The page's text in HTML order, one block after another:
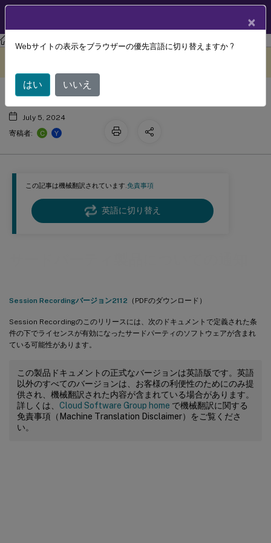
Session Recording Session Recording 2112
この記事は機械翻訳されています.免責事項
英語に切り替え
Session Recordingバージョン2112 （PDFのダウンロード）
Session Recordingのこのリリースには、次のドキュメントで定義された条
件の下でライセンスが有効になったサードパーティのソフトウェアが含まれ
ている可能性があります。
この製品ドキュメントの正式なバージョンは英語版です。英語
以外のすべてのバージョンは、お客様の利便性のためにのみ提
供され、機械翻訳された内容が含まれている場合があります。
詳しくは、 Cloud Software Group home で機械翻訳に関する
免責事項（Machine Translation Disclaimer）をご覧くださ
い。
サードパーティ製品についての通知
July 5, 2024
寄稿者:
C Y
×
Webサイトの表示をブラウザーの優先言語に切り替えますか ?
はい いいえ